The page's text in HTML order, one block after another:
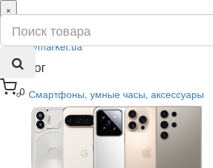
0
×
ru
ua
Каталог
Смартфоны, умные часы, аксессуары